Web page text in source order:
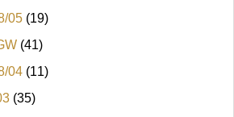
05 (19)
(41)
04 (11)
(35)